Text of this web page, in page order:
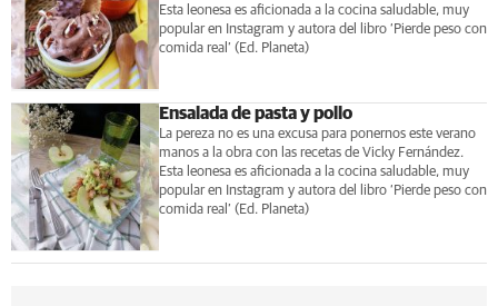
Esta leonesa es aficionada a la cocina saludable, muy
popular en Instagram y autora del libro ‘Pierde peso con
comida real’ (Ed. Planeta)
Ensalada de pasta y pollo
La pereza no es una excusa para ponernos este verano
manos a la obra con las recetas de Vicky Fernández.
Esta leonesa es aficionada a la cocina saludable, muy
popular en Instagram y autora del libro ‘Pierde peso con
comida real’ (Ed. Planeta)